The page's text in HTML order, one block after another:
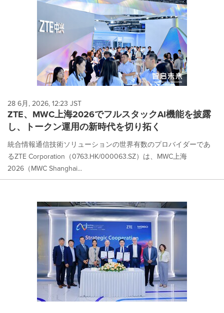
28 6月, 2026, 12:23 JST
ZTE、MWC上海2026でフルスタックAI機能を披露
し、トークン運用の新時代を切り拓く
統合情報通信技術ソリューションの世界有数のプロバイダーであ
るZTE Corporation（0763.HK/000063.SZ）は、MWC上海
2026（MWC Shanghai...